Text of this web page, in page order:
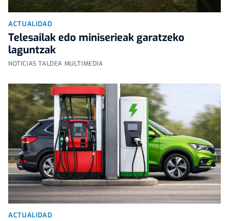
ACTUALIDAD
Telesailak edo miniserieak garatzeko
laguntzak
NOTICIAS TALDEA MULTIMEDIA
ACTUALIDAD